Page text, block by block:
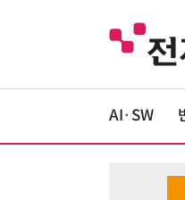
AI·SW